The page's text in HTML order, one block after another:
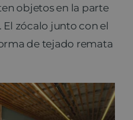
objetos en la parte
zócalo junto con el
de tejado remata